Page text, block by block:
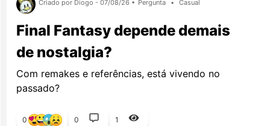
Criado por Diogo - 07/08/26 • Pergunta • Casual
Final Fantasy depende demais
de nostalgia?
Com remakes e referências, está vivendo no
passado?
0 0 1